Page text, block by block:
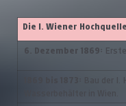
Die I. Wiener
6. Dezember 1869:
Bau der I.